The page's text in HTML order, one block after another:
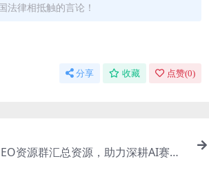
法律相抵触的言论！
分享 收藏 点赞(0)
资源群汇总资源，助力深耕AI赛